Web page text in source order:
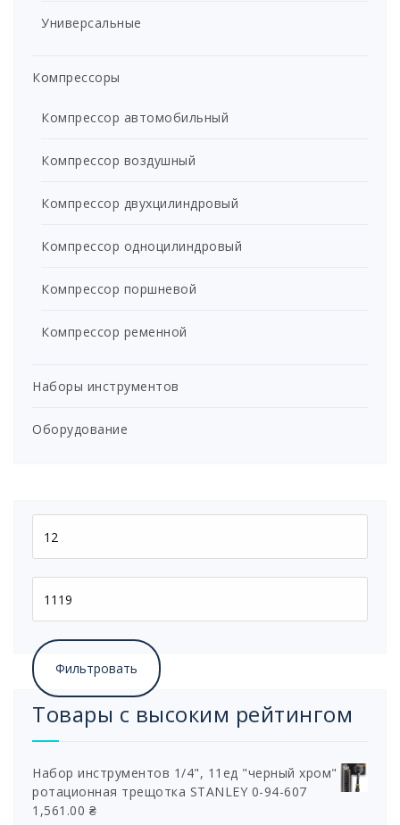
Универсальные
Компрессоры
Компрессор автомобильный
Компрессор воздушный
Компрессор двухцилиндровый
Компрессор одноцилиндровый
Компрессор поршневой
Компрессор ременной
Наборы инструментов
Оборудование
Фильтровать
Товары с высоким рейтингом
Набор инструментов 1/4", 11ед "черный хром"
ротационная трещотка STANLEY 0-94-607
1,561.00 ₴